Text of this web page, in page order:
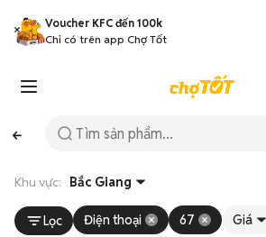
Voucher KFC đến 100k
Chỉ có trên app Chợ Tốt
Khu vực: Bắc Giang
Lọc Điện thoại 67 Giá